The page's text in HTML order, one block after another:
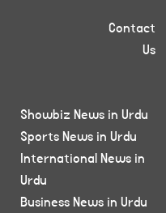
Contact
Us
Showbiz News in Urdu
Sports News in Urdu
International News in
Urdu
Business News in Urdu